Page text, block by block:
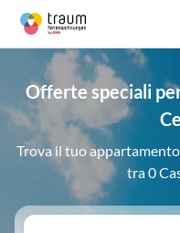
Offerte speciali
Trova il tuo
tra 0